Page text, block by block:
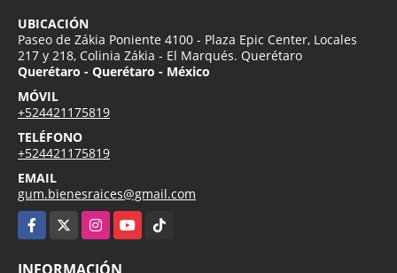
UBICACIÓN
Paseo de Zákia Poniente 4100 - Plaza Epic Center, Locales
217 y 218, Colinia Zákia - El Marqués. Querétaro
Querétaro - Querétaro - México
MÓVIL
+524421175819
TELÉFONO
+524421175819
EMAIL
gum.bienesraices@gmail.com
Facebook
InstagramYouTubeTikTok